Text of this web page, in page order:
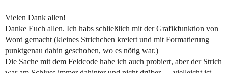
Vielen Dank allen!
Danke Euch allen. Ich habs schließlich mit der Grafikfunktion von
Word gemacht (kleines Strichchen kreiert und mit Formatierung
punktgenau dahin geschoben, wo es nötig war.)
Die Sache mit dem Feldcode habe ich auch probiert, aber der Strich